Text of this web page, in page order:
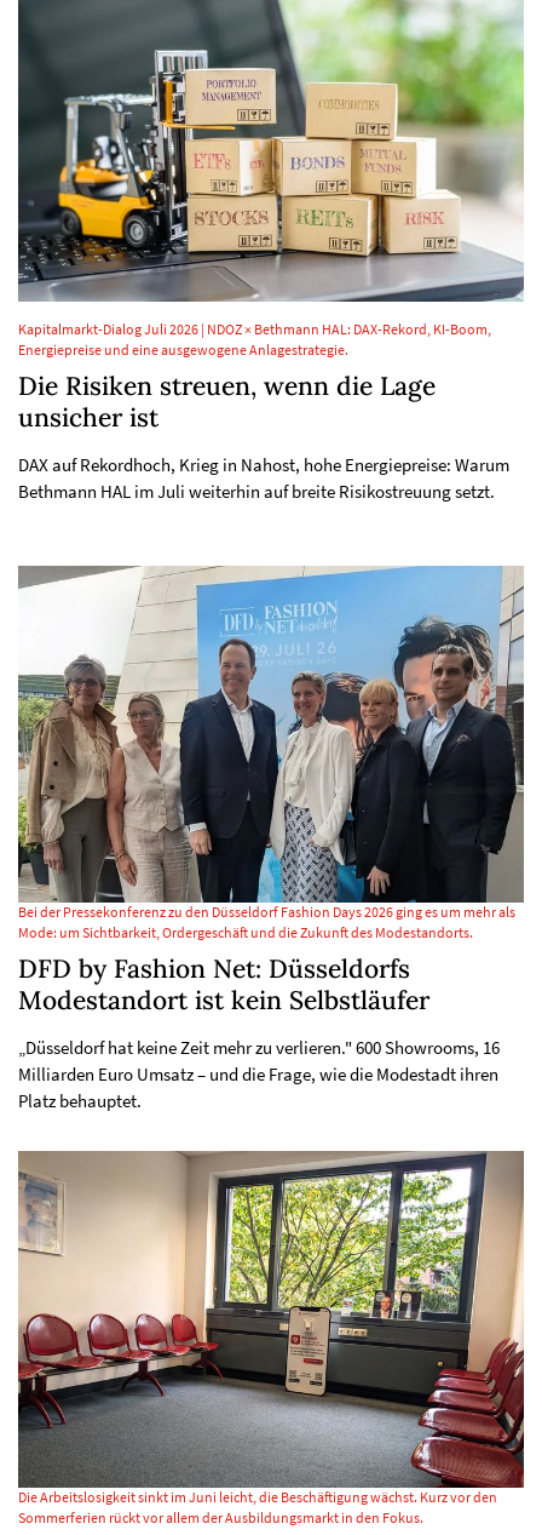
Kapitalmarkt-Dialog Juli 2026 | NDOZ × Bethmann HAL: DAX-Rekord, KI-Boom,
Energiepreise und eine ausgewogene Anlagestrategie.
Die Risiken streuen, wenn die Lage
unsicher ist
DAX auf Rekordhoch, Krieg in Nahost, hohe Energiepreise: Warum
Bethmann HAL im Juli weiterhin auf breite Risikostreuung setzt.
Bei der Pressekonferenz zu den Düsseldorf Fashion Days 2026 ging es um mehr als
Mode: um Sichtbarkeit, Ordergeschäft und die Zukunft des Modestandorts.
DFD by Fashion Net: Düsseldorfs
Modestandort ist kein Selbstläufer
„Düsseldorf hat keine Zeit mehr zu verlieren." 600 Showrooms, 16
Milliarden Euro Umsatz – und die Frage, wie die Modestadt ihren
Platz behauptet.
Die Arbeitslosigkeit sinkt im Juni leicht, die Beschäftigung wächst. Kurz vor den
Sommerferien rückt vor allem der Ausbildungsmarkt in den Fokus.